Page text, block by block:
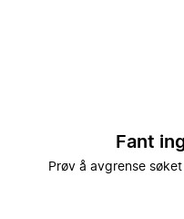
Fant
Prøv å avgrense